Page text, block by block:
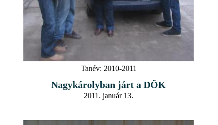
Tanév: 2010-2011
Nagykárolyban járt a DÖK
2011. január 13.